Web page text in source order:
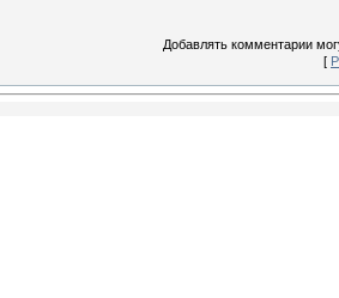
Добавлять комментарии
[